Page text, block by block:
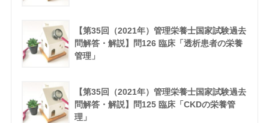
【第35回（2021年）管理栄養士国家試験過去
問解答・解説】問126 臨床「透析患者の栄養
管理」
【第35回（2021年）管理栄養士国家試験過去
問解答・解説】問125 臨床「CKDの栄養管
理」